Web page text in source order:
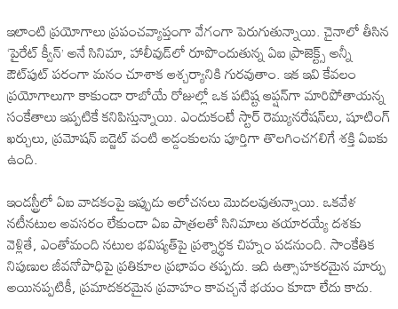
ఇలాంటి ప్రయోగాలు ప్రపంచవ్యాప్తంగా వేగంగా పెరుగుతున్నాయి. చైనాలో తీసిన
‘పైరేట్ క్వీన్’ అనే సినిమా, హాలీవుడ్‌లో రూపొందుతున్న ఏఐ ప్రాజెక్ట్స్‌ అన్నీ
ఔట్‌పుట్ పరంగా మనం చూశాక ఆశ్చర్యానికి గురవుతాం. ఇక ఇవి కేవలం
ప్రయోగాలుగా కాకుండా రాబోయే రోజుల్లో ఒక పటిష్ట ఆప్షన్‌గా మారిపోతాయన్న
సంకేతాలు ఇప్పటికే కనిపిస్తున్నాయి. ఎందుకంటే స్టార్ రెమ్యునరేషన్‌లు, షూటింగ్
ఖర్చులు, ప్రమోషన్‌ బడ్జెట్‌ వంటి అడ్డంకులను పూర్తిగా తొలగించగలిగే శక్తి ఏఐకు
ఉంది.
ఇండస్ట్రీలో ఏఐ వాడకంపై ఇప్పుడు ఆలోచనలు మొదలవుతున్నాయి. ఒకవేళ
నటీనటుల అవసరం లేకుండా ఏఐ పాత్రలతో సినిమాలు తయారయ్యే దశకు
వెళ్లితే, ఎంతోమంది నటుల భవిష్యత్‌పై ప్రశ్నార్థక చిహ్నం పడనుంది. సాంకేతిక
నిపుణుల జీవనోపాధిపై ప్రతికూల ప్రభావం తప్పదు. ఇది ఉత్సాహకరమైన మార్పు
అయినప్పటికీ, ప్రమాదకరమైన ప్రవాహం కావచ్చనే భయం కూడా లేదు కాదు.